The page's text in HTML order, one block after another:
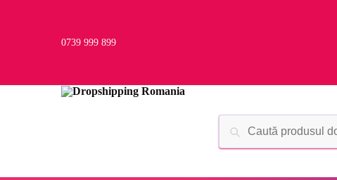
0739 999 899